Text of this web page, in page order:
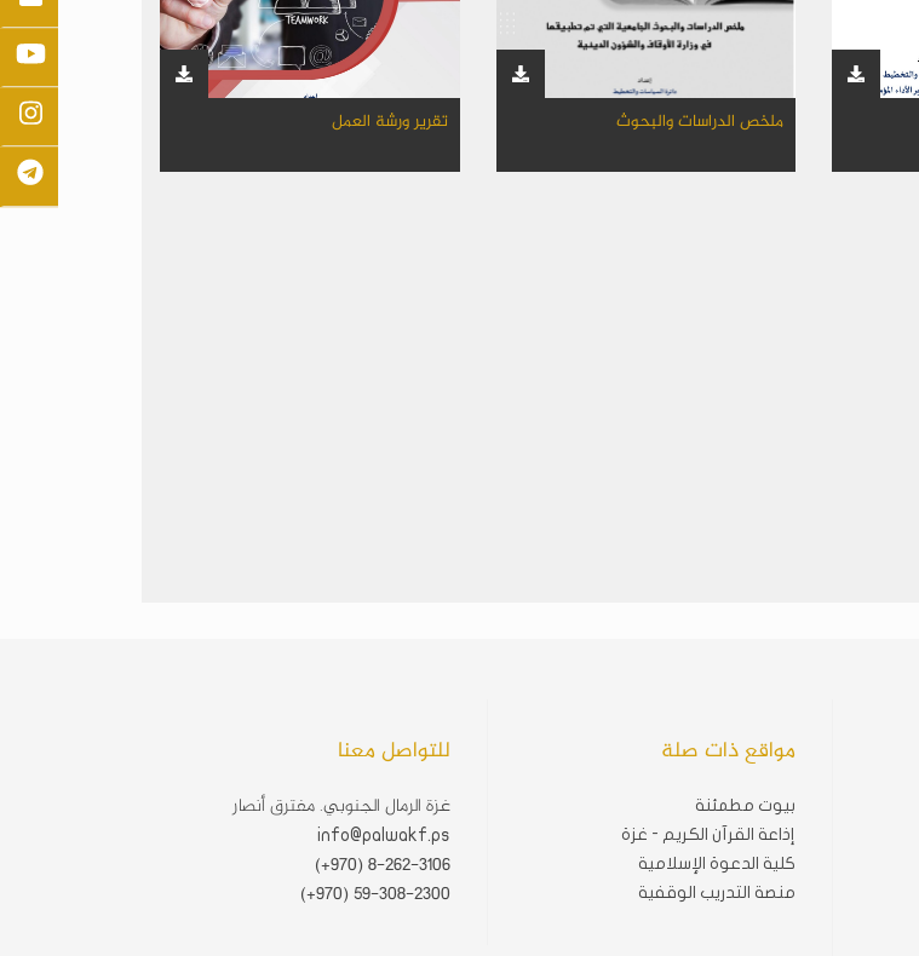
ملخص الدراسات والبحوث تقرير ورشة العمل
مواقع ذات صلة
بيوت مطمئنة
إذاعة القرآن الكريم - غزة
كلية الدعوة الإسلامية
منصة التدريب الوقفية
للتواصل معنا
غزة الرمال الجنوبي. مفترق أنصار
info@palwakf.ps
(+970) 8-262-3106
(+970) 59-308-2300